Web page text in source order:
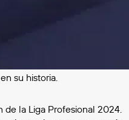
su historia.
de la Liga Profesional 2024.